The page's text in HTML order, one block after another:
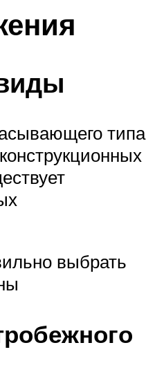
типа
выбрать